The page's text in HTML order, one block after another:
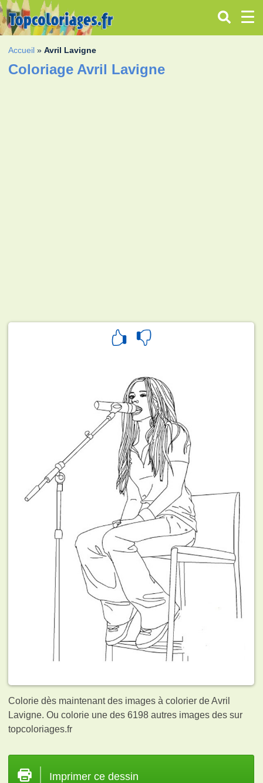
Accueil »Avril Lavigne
Coloriage Avril Lavigne
Colorie dès maintenant des images à colorier de Avril
Lavigne. Ou colorie une des 6198 autres images dessur
topcoloriages.fr
Imprimer ce dessin